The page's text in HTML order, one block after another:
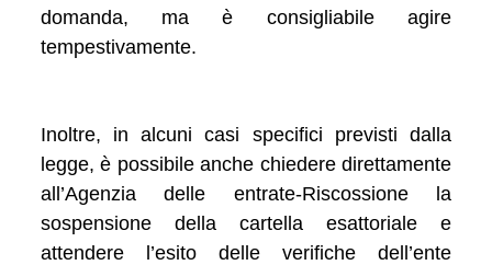
domanda, ma è consigliabile agire
tempestivamente.
Inoltre, in alcuni casi specifici previsti dalla
legge, è possibile anche chiedere direttamente
all’Agenzia delle entrate-Riscossione la
sospensione della cartella esattoriale e
attendere l’esito delle verifiche dell’ente